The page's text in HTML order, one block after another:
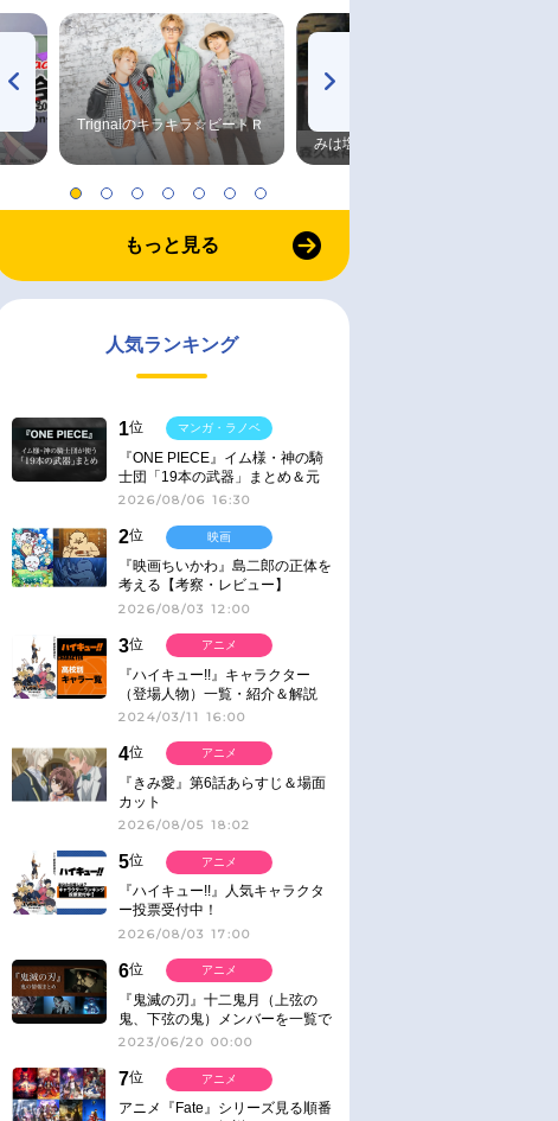
Trignalのキラキラ☆ビートＲ
みは塩だけ
もっと見る
人気ランキング
1位
『ONE PIECE』イム様・神の騎
士団「19本の武器」まとめ＆元
ネタ
2026/08/06 16:30
マンガ・ラノベ
2位
『映画ちいかわ』島二郎の正体を
考える【考察・レビュー】
2026/08/03 12:00
映画
3位
『ハイキュー!!』キャラクター
（登場人物）一覧・紹介＆解説
2024/03/11 16:00
アニメ
4位
『きみ愛』第6話あらすじ＆場面
カット
2026/08/05 18:02
アニメ
5位
『ハイキュー!!』人気キャラクタ
ー投票受付中！
2026/08/03 17:00
アニメ
6位
『鬼滅の刃』十二鬼月（上弦の
鬼、下弦の鬼）メンバーを一覧で
紹介＆解説（登場鬼の情報まと
2023/06/20 00:00
アニメ
7位
アニメ『Fate』シリーズ見る順番
アニメ